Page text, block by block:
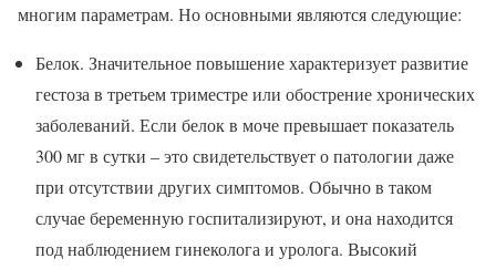
многим параметрам. Но основными являются следующие:
Белок. Значительное повышение характеризует развитие
гестоза в третьем триместре или обострение хронических
заболеваний. Если белок в моче превышает показатель
300 мг в сутки – это свидетельствует о патологии даже
при отсутствии других симптомов. Обычно в таком
случае беременную госпитализируют, и она находится
под наблюдением гинеколога и уролога. Высокий